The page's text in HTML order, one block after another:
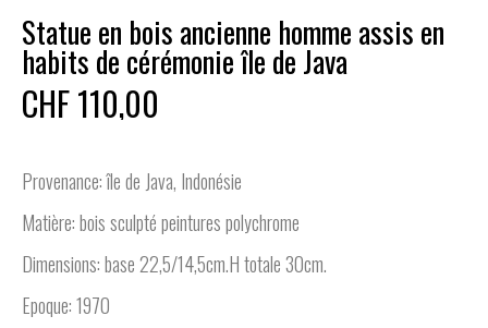
Statue en bois ancienne homme assis en
habits de cérémonie île de Java
CHF 110,00
Provenance: île de Java, Indonésie
Matière: bois sculpté peintures polychrome
Dimensions: base 22,5/14,5cm.H totale 30cm.
Epoque: 1970